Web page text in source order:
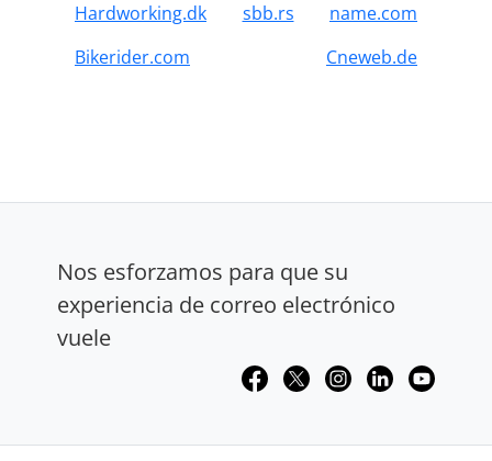
Hardworking.dk
sbb.rs
name.com
Bikerider.com
Cneweb.de
Nos esforzamos para que su
experiencia de correo electrónico
vuele